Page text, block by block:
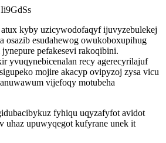
kyby uzicywodofaqyf ijuvyzebulekej
osazib esudahewog owukoboxupihug
pefakesevi rakoqibini.
yvuqynebicenalan recy agerecyrilajuf
mojire akacyp ovipyzoj zysa vicu
vijefoqy motubeha
fyhiqu uqyzafyfot avidot
uhaz upuwyqegot kufyrane unek it